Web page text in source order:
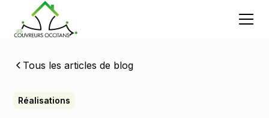
Tous les articles de blog
Réalisations